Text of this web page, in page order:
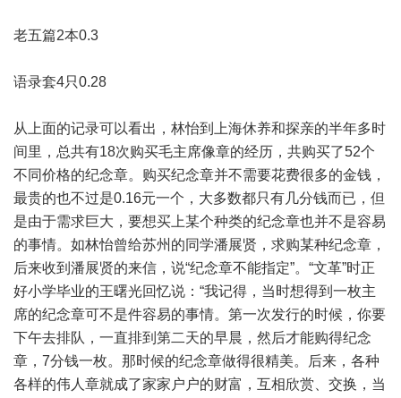
老五篇2本0.3
语录套4只0.28
从上面的记录可以看出，林怡到上海休养和探亲的半年多时
间里，总共有18次购买毛主席像章的经历，共购买了52个
不同价格的纪念章。购买纪念章并不需要花费很多的金钱，
最贵的也不过是0.16元一个，大多数都只有几分钱而已，但
是由于需求巨大，要想买上某个种类的纪念章也并不是容易
的事情。如林怡曾给苏州的同学潘展贤，求购某种纪念章，
后来收到潘展贤的来信，说“纪念章不能指定”。“文革”时正
好小学毕业的王曙光回忆说：“我记得，当时想得到一枚主
席的纪念章可不是件容易的事情。第一次发行的时候，你要
下午去排队，一直排到第二天的早晨，然后才能购得纪念
章，7分钱一枚。那时候的纪念章做得很精美。后来，各种
各样的伟人章就成了家家户户的财富，互相欣赏、交换，当